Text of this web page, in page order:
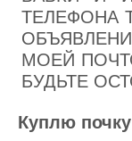
ТЕЛЕФОНА
МОЕЙ
БУДЬТЕ
Куплю